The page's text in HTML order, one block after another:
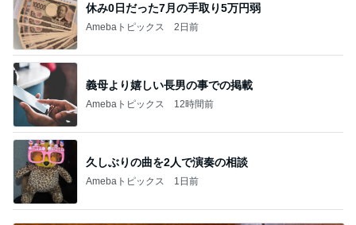
休み0日だった7月の手取り5万円弱
Amebaトピックス 2日前
義母より嬉しい長男の事での掲載
Amebaトピックス 12時間前
久しぶりの曲を2人で演奏の相談
Amebaトピックス 1日前